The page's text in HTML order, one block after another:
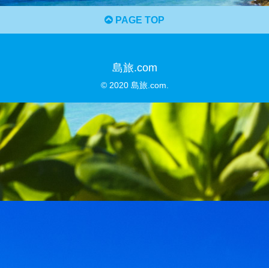
PAGE TOP
島旅.com
© 2020 島旅.com.